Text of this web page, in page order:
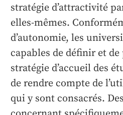
stratégie d’attractivité
elles-mêmes.
d’autonomie, les
capables de définir et
stratégie d’accueil des
de rendre compte de
qui y sont consacrés.